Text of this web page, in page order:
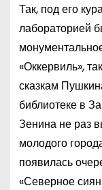
Так, под его
лабораторией
«Оккервиль»,
сказкам
библиотеке в
Зенина не раз
молодого
появилась
«Северное